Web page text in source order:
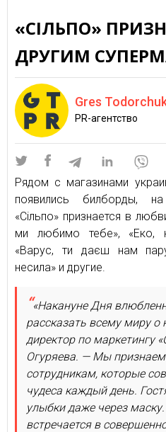
«СІЛЬПО»
ДРУГИМ
Gres
PR-агентство
Рядом с магазинами
появились билборды,
«Сільпо» признается в
ми любимо тебе», «Еко,
«Варус, ти даєш нам
несила» и другие.
«Накануне Дня
рассказать всему миру
директор по маркетингу
Огуряева. — Мы
сотрудникам, которые
чудеса каждый день.
улыбки даже через
встречается в